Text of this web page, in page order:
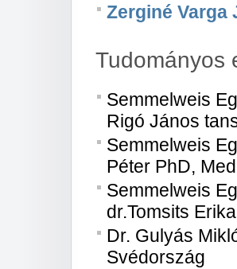
Zerginé Varga
Tudományos
Semmelweis
Rigó János
Semmelweis
Péter PhD,
Semmelweis
dr.Tomsits
Dr. Gulyás
Svédország